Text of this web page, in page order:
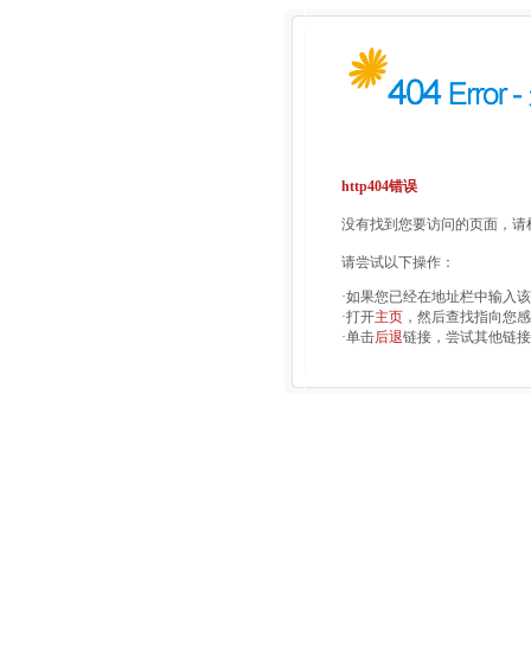
http404错误
没有找到您要访问的页面，
请尝试以下操作：
·如果您已经在地址栏中输入
·打开主页 ，然后查找指向您
·单击后退链接，尝试其他链